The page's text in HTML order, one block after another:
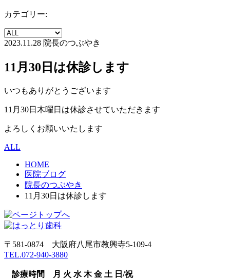
カテゴリー:
2023.11.28 院長のつぶやき
11月30日は休診します
いつもありがとうございます
11月30日木曜日は休診させていただきます
よろしくお願いいたします
ALL
HOME
医院ブログ
院長のつぶやき
11月30日は休診します
〒581-0874 大阪府八尾市教興寺5-109-4
TEL.072-940-3880
診療時間 月 火 水 木 金 土 日/祝